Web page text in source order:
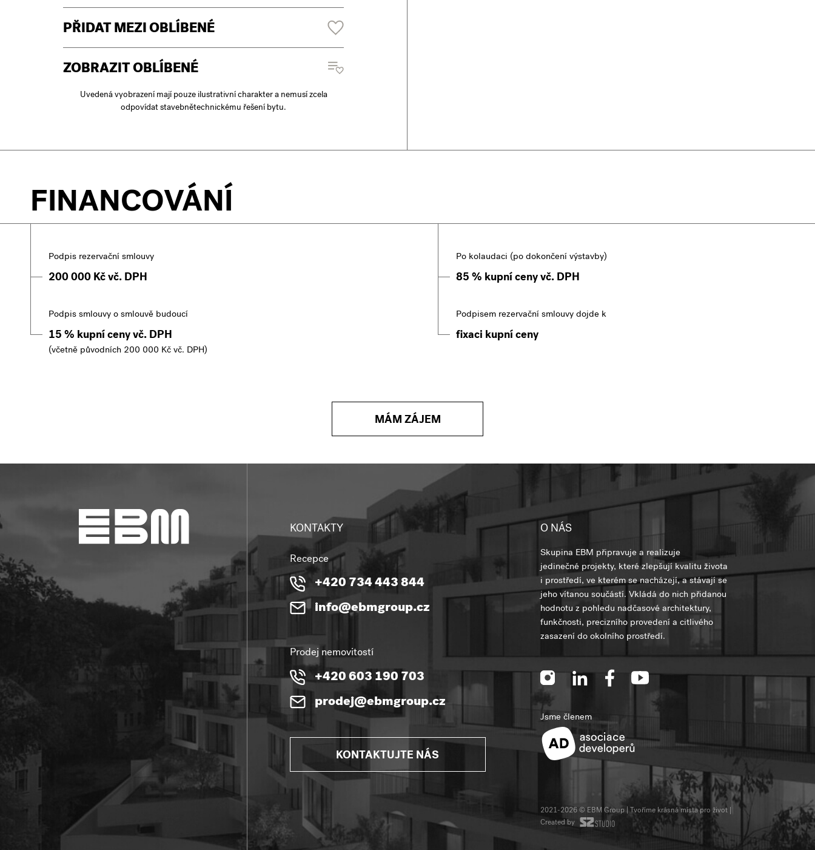
PŘIDAT MEZI OBLÍBENÉ
ZOBRAZIT OBLÍBENÉ
Uvedená vyobrazení mají pouze ilustrativní charakter a nemusí zcela
odpovídat stavebnětechnickému řešení bytu.
FINANCOVÁNÍ
Podpis rezervační smlouvy
200 000 Kč vč. DPH
Podpis smlouvy o smlouvě budoucí
15 % kupní ceny vč. DPH
(včetně původních 200 000 Kč vč. DPH)
Po kolaudaci (po dokončení výstavby)
85 % kupní ceny vč. DPH
Podpisem rezervační smlouvy dojde k
fixaci kupní ceny
MÁM ZÁJEM
KONTAKTY
Recepce
+420 734 443 844
info@ebmgroup.cz
Prodej nemovitostí
+420 603 190 703
prodej@ebmgroup.cz
KONTAKTUJTE NÁS
O NÁS
Skupina EBM připravuje a realizuje
jedinečné projekty, které zlepšují kvalitu života
i prostředí, ve kterém se nacházejí, a stávají se
jeho vítanou součástí. Vkládá do nich přidanou
hodnotu z pohledu nadčasové architektury,
funkčnosti, precizního provedení a citlivého
zasazení do okolního prostředí.
Jsme členem
2021-2026 © EBM Group | Tvoříme krásná místa pro život|
Created by